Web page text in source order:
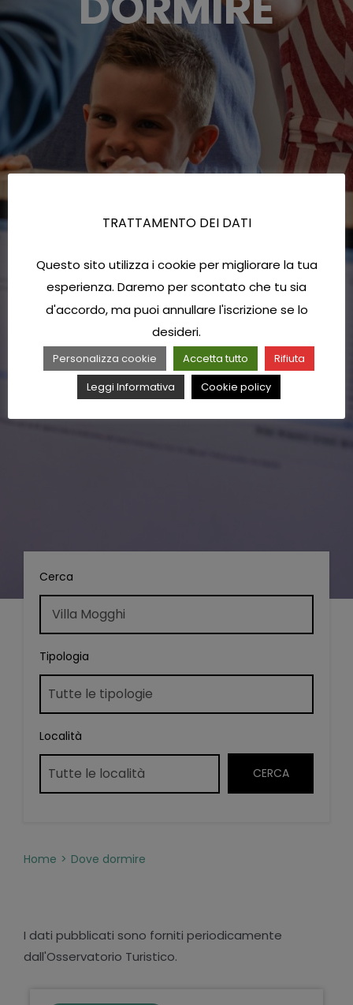
Cerca
Tipologia
Località
Home Dove dormire
I dati pubblicati sono forniti periodicamente
dall'Osservatorio Turistico.
TRATTAMENTO DEI DATI
Questo sito utilizza i cookie per migliorare la tua
esperienza. Daremo per scontato che tu sia
d'accordo, ma puoi annullare l'iscrizione se lo
desideri.
Personalizza cookie Accetta tutto
Rifiuta
Leggi Informativa
Cookie policy